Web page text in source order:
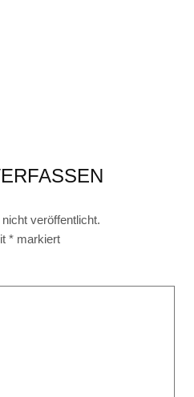
veröffentlicht.
* markiert